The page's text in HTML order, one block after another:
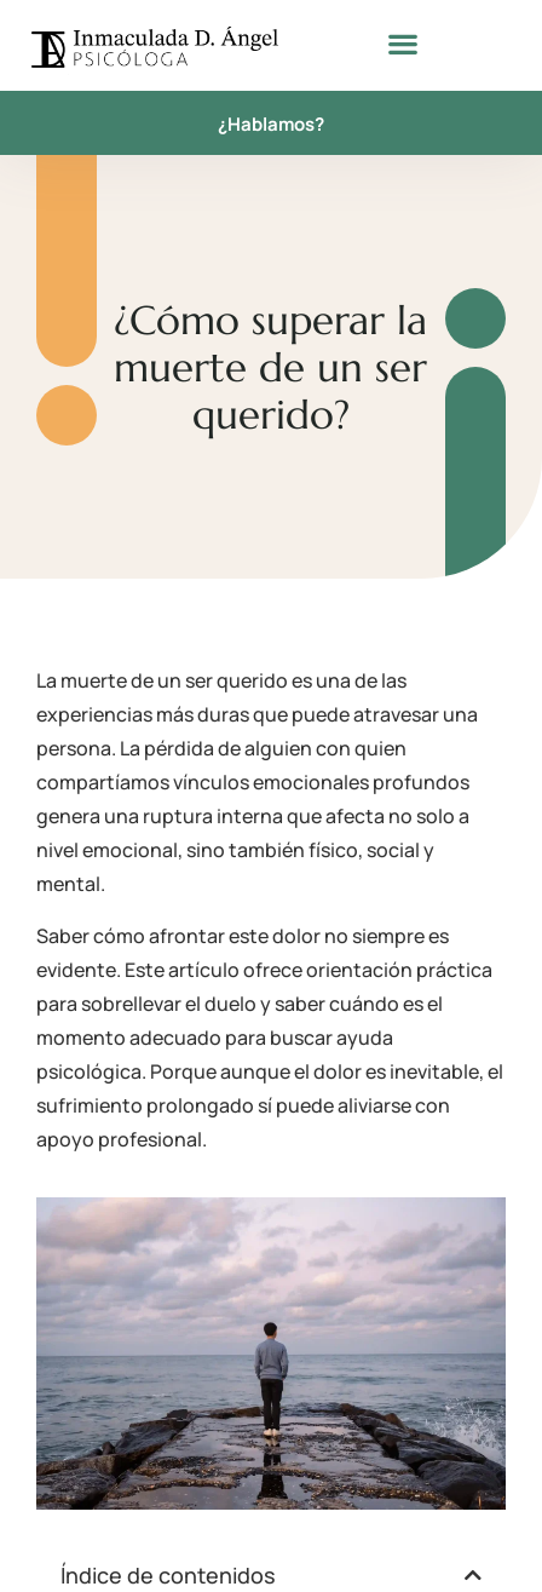
¿Hablamos?
¿Cómo superar la
muerte de un ser
querido?
La muerte de un ser querido es una de las
experiencias más duras que puede atravesar una
persona. La pérdida de alguien con quien
compartíamos vínculos emocionales profundos
genera una ruptura interna que afecta no solo a
nivel emocional, sino también físico, social y
mental.
Saber cómo afrontar este dolor no siempre es
evidente. Este artículo ofrece orientación práctica
para sobrellevar el duelo y saber cuándo es el
momento adecuado para buscar ayuda
psicológica. Porque aunque el dolor es inevitable, el
sufrimiento prolongado sí puede aliviarse con
apoyo profesional.
Índice de contenidos